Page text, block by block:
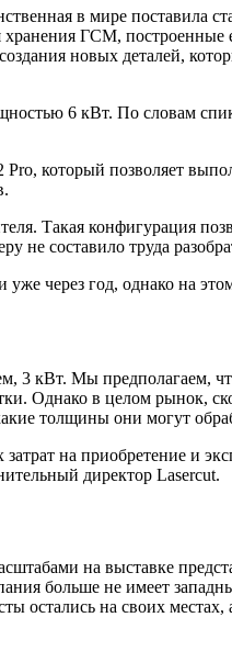
в мире поставила
ГСМ, построенные
новых деталей,
6 кВт. По словам
который позволяет
Такая конфигурация
составило труда
через год, однако на
3 кВт. Мы предполагаем,
Однако в целом рынок,
толщины они могут
на приобретение и
директор Lasercut.
на выставке
больше не имеет
на своих местах,